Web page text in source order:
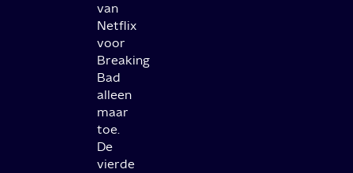
van
Netflix
voor
Breaking
Bad
alleen
maar
toe.
De
vierde